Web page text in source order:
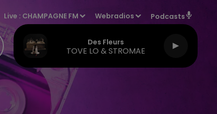
Live : CHAMPAGNE FM Webradios Podcasts
Des Fleurs
TOVE LO & STROMAE